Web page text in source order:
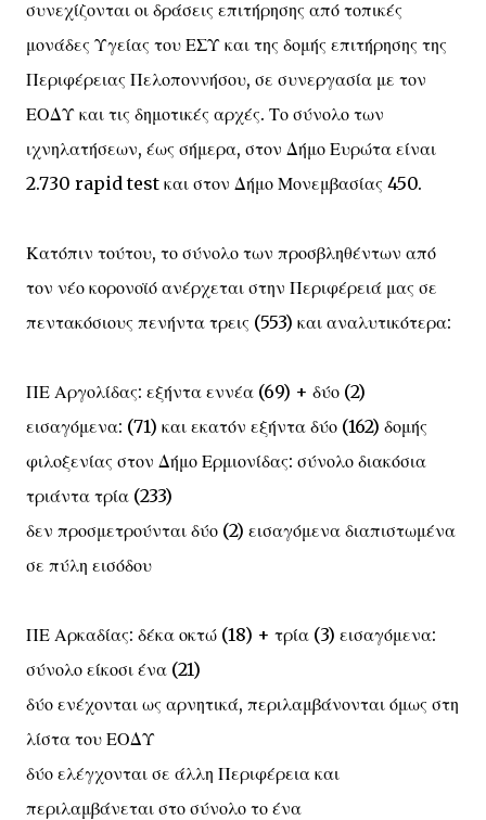
συνεχίζονται οι δράσεις επιτήρησης από τοπικές
μονάδες Υγείας του ΕΣΥ και της δομής επιτήρησης της
Περιφέρειας Πελοποννήσου, σε συνεργασία με τον
ΕΟΔΥ και τις δημοτικές αρχές. Το σύνολο των
ιχνηλατήσεων, έως σήμερα, στον Δήμο Ευρώτα είναι
2.730 rapid test και στον Δήμο Μονεμβασίας 450.
Κατόπιν τούτου, το σύνολο των προσβληθέντων από
τον νέο κορονοϊό ανέρχεται στην Περιφέρειά μας σε
πεντακόσιους πενήντα τρεις (553) και αναλυτικότερα:
ΠΕ Αργολίδας: εξήντα εννέα (69) + δύο (2)
εισαγόμενα: (71) και εκατόν εξήντα δύο (162) δομής
φιλοξενίας στον Δήμο Ερμιονίδας: σύνολο διακόσια
τριάντα τρία (233)
δεν προσμετρούνται δύο (2) εισαγόμενα διαπιστωμένα
σε πύλη εισόδου
ΠΕ Αρκαδίας: δέκα οκτώ (18) + τρία (3) εισαγόμενα:
σύνολο είκοσι ένα (21)
δύο ενέχονται ως αρνητικά, περιλαμβάνονται όμως στη
λίστα του ΕΟΔΥ
δύο ελέγχονται σε άλλη Περιφέρεια και
περιλαμβάνεται στο σύνολο το ένα